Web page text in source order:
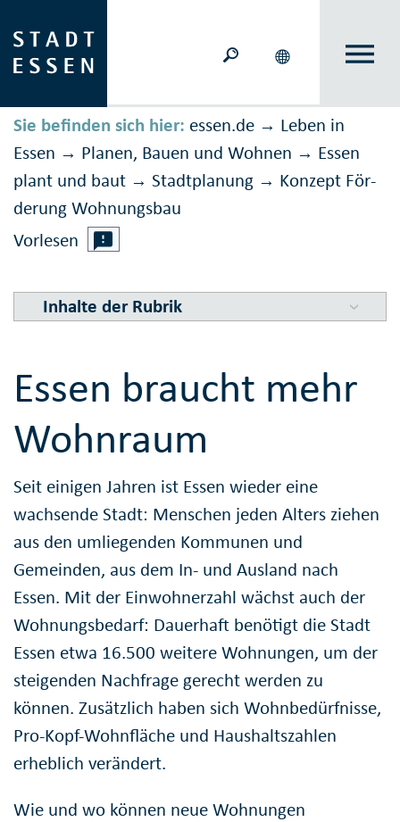
Sie befinden sich hier: essen.de → Leben in
Essen → Planen, Bauen und Wohnen → Essen
plant und baut → Stadtplanung → Konzept För­
derung Wohn­ungs­bau
Vorlesen
Inhalte der Rubrik
Essen braucht mehr
Wohnraum
Seit einigen Jahren ist Essen wieder eine
wachsende Stadt: Menschen jeden Alters ziehen
aus den umliegenden Kommunen und
Gemeinden, aus dem In- und Ausland nach
Essen. Mit der Einwohnerzahl wächst auch der
Wohnungsbedarf: Dauerhaft benötigt die Stadt
Essen etwa 16.500 weitere Wohnungen, um der
steigenden Nachfrage gerecht werden zu
können. Zusätzlich haben sich Wohnbedürfnisse,
Pro-Kopf-Wohnfläche und Haushaltszahlen
erheblich verändert.
Wie und wo können neue Wohnungen